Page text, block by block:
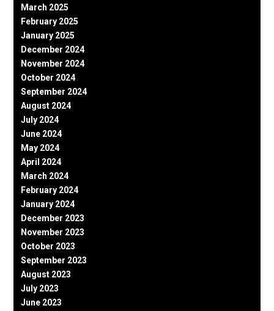
March 2025
February 2025
January 2025
December 2024
November 2024
October 2024
September 2024
August 2024
July 2024
June 2024
May 2024
April 2024
March 2024
February 2024
January 2024
December 2023
November 2023
October 2023
September 2023
August 2023
July 2023
June 2023